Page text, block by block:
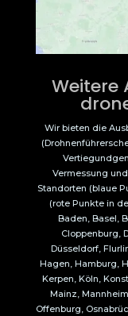
Weitere
Wir bieten die
Vermessung
Standorten (blaue
(rote Punkte in
Baden, Basel,
Cloppenburg,
Düsseldorf,
Hagen, Hamburg,
Kerpen, Köln,
Mainz,
Offenburg,